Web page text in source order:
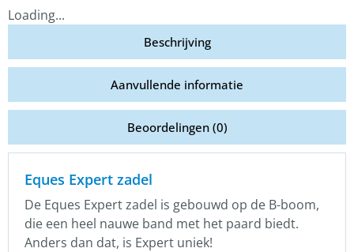
Loading...
Beschrijving
Aanvullende informatie
Beoordelingen (0)
Eques Expert zadel
De Eques Expert zadel is gebouwd op de B-boom,
die een heel nauwe band met het paard biedt.
Anders dan dat, is Expert uniek!